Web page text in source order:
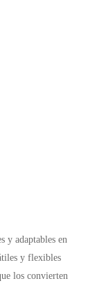
y adaptables en
y flexibles
los convierten